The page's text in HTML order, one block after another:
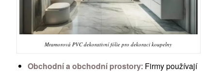
Mramorová PVC dekorativní fólie pro dekoraci koupelny
Obchodní a obchodní prostory: Firmy používají